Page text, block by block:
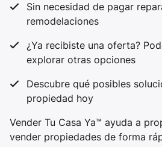
Sin necesidad de pagar
remodelaciones
¿Ya recibiste una oferta?
explorar otras opciones
Descubre qué posibles
propiedad hoy
Vender Tu Casa Ya™ ayuda a
vender propiedades de forma